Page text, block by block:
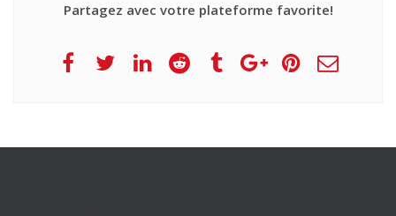
Partagez avec votre plateforme favorite!